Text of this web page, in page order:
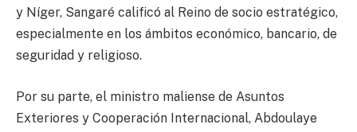
y Níger, Sangaré calificó al Reino de socio estratégico,
especialmente en los ámbitos económico, bancario, de
seguridad y religioso.
Por su parte, el ministro maliense de Asuntos
Exteriores y Cooperación Internacional, Abdoulaye